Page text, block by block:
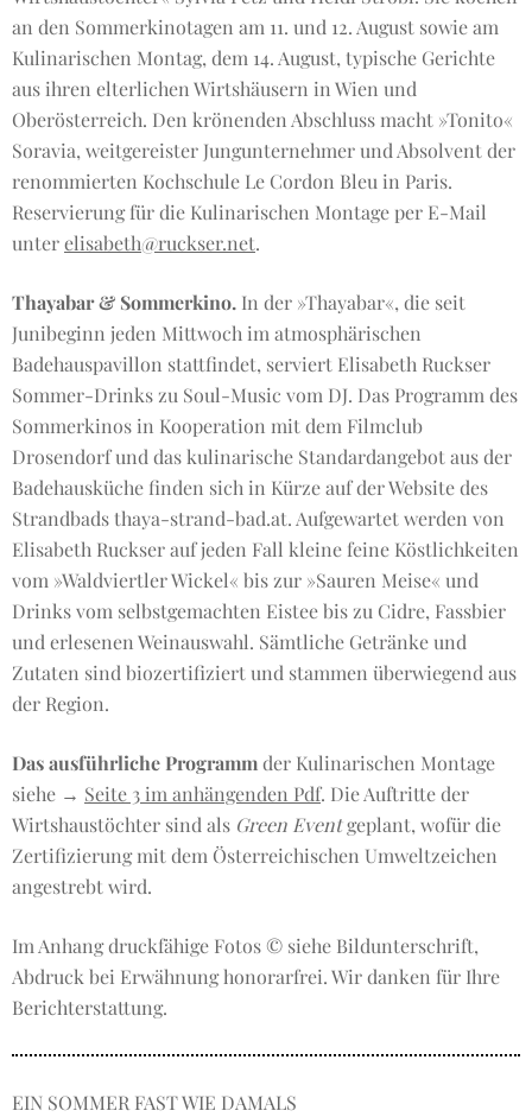
an den Sommerkinotagen am 11. und 12. August sowie am
Kulinarischen Montag, dem 14. August, typische Gerichte
aus ihren elterlichen Wirtshäusern in Wien und
Oberösterreich. Den krönenden Abschluss macht »Tonito«
Soravia, weitgereister Jungunternehmer und Absolvent der
renommierten Kochschule Le Cordon Bleu in Paris.
Reservierung für die Kulinarischen Montage per E-Mail
unterelisabeth@ruckser.net.
Thayabar & Sommerkino. In der »Thayabar«, die seit
Junibeginn jeden Mittwoch im atmosphärischen
Badehauspavillon stattfindet, serviert Elisabeth Ruckser
Sommer-Drinks zu Soul-Music vom DJ. Das Programm des
Sommerkinos in Kooperation mit dem Filmclub
Drosendorf und das kulinarische Standardangebot aus der
Badehausküche finden sich in Kürze auf der Website des
Strandbads thaya-strand-bad.at. Aufgewartet werden von
Elisabeth Ruckser auf jeden Fall kleine feine Köstlichkeiten
vom »Waldviertler Wickel« bis zur »Sauren Meise« und
Drinks vom selbstgemachten Eistee bis zu Cidre, Fassbier
und erlesenen Weinauswahl. Sämtliche Getränke und
Zutaten sind biozertifiziert und stammen überwiegend aus
der Region.
Das ausführliche Programmder Kulinarischen Montage
siehe → Seite 3 im anhängenden Pdf. Die Auftritte der
Wirtshaustöchter sind als Green Eventgeplant, wofür die
Zertifizierung mit dem Österreichischen Umweltzeichen
angestrebt wird.
Im Anhang druckfähige Fotos © siehe Bildunterschrift,
Abdruck bei Erwähnung honorarfrei. Wir danken für Ihre
Berichterstattung.
EIN SOMMER FAST WIE DAMALS